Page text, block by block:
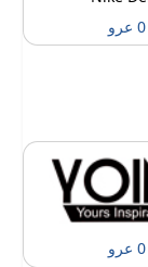
0 عرو
0 عرو